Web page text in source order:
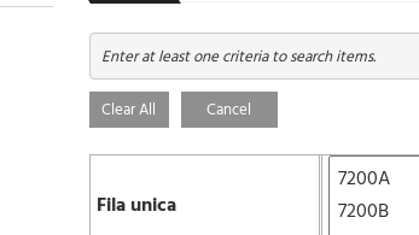
Enter at least one criteria to search items.
Clear All Cancel
Fila unica